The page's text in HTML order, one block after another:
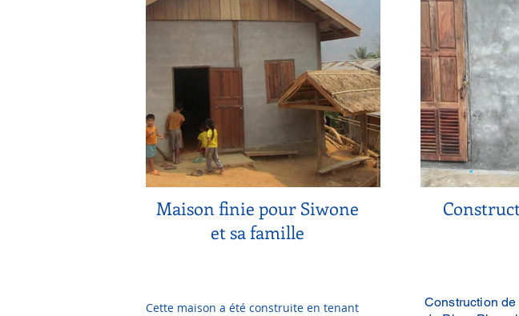
Maison finie pour Siwone
et sa famille
Cette maison a été construite en tenant
Construction